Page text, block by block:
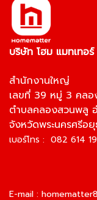
บริษัท โฮม แมทเทอ
สำนักงานใหญ่
เลขที่ 39 หมู่ 3 คล
ตำบลคลองสวนพลู
จังหวัดพระนครศรีอ
เบอร์โทร : 082 614
E-mail :